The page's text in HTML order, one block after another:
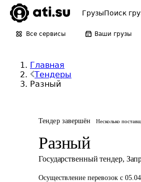
ГрузыПоиск
Все сервисы Ваши грузы
Главная
Тендеры
Разный
Тендер завершён Несколько
Разный
Государственный тендер,
Осуществление перевозок с